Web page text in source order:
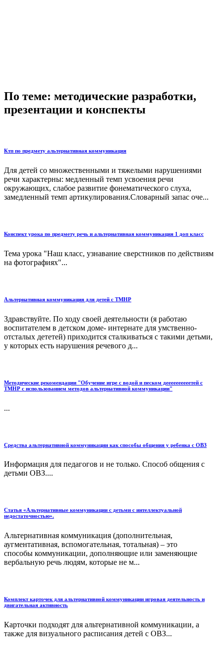
По теме: методические разработки,
презентации и конспекты
Ктп по предмету альтернативная коммуникация
Для детей со множественными и тяжелыми нарушениями
речи характерны: медленный темп усвоения речи
окружающих, слабое развитие фонематического слуха,
замедленный темп артикулирования.Словарный запас оче...
Конспект урока по предмету речь и альтернативная коммуникация 1 доп класс
Тема урока "Наш класс, узнавание сверстников по действиям
на фотографиях"...
Альтернативная коммуникация для детей с ТМНР
Здравствуйте. По ходу своей деятельности (я работаю
воспитателем в детском доме- интернате для умственно-
отсталых дететей) приходится сталкиваться с такими детьми,
у которых есть нарушения речевого д...
Методические рекомендации "Обучение игре с водой и песком деееееееееетей с
ТМНР с использованием методов альтернативной коммуникации"
...
Средства альтернативной коммуникации как способы общения у ребенка с ОВЗ
Информация для педагогов и не только. Способ общения с
детьми ОВЗ....
Статья «Альтернативные коммуникации с детьми с интеллектуальной
недостаточностью».
Альтернативная коммуникация (дополнительная,
аугментативная, вспомогательная, тотальная) – это
способы коммуникации, дополняющие или заменяющие
вербальную речь людям, которые не м...
Комплект карточек для альтернативной коммуникации игровая деятельность и
двигательная активность
Карточки подходят для альтернативной коммуникации, а
также для визуального расписания детей с ОВЗ...